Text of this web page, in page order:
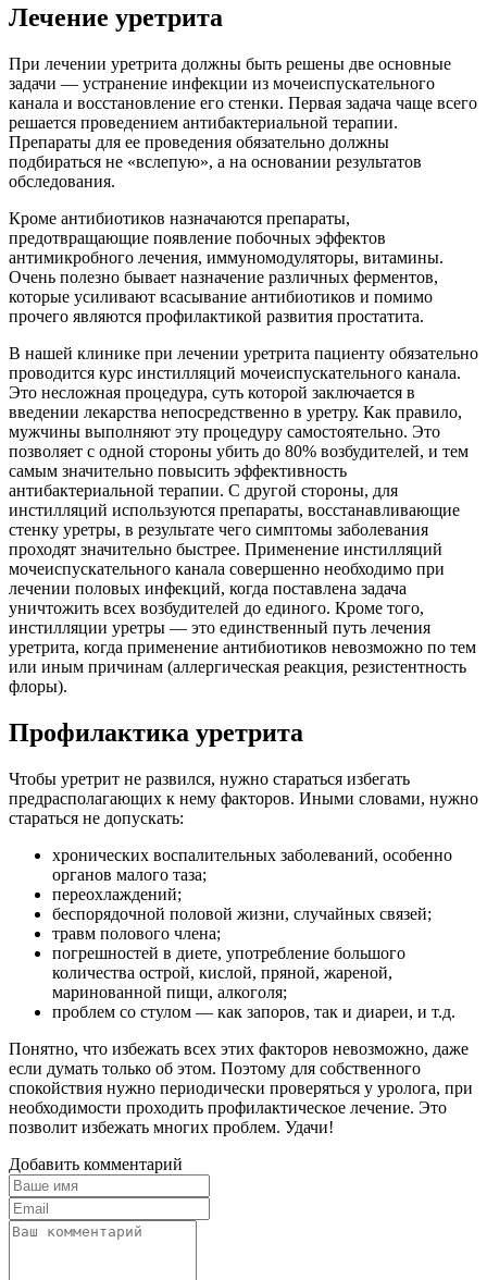
Лечение уретрита
При лечении уретрита должны быть решены две основные
задачи — устранение инфекции из мочеиспускательного
канала и восстановление его стенки. Первая задача чаще всего
решается проведением антибактериальной терапии.
Препараты для ее проведения обязательно должны
подбираться не «вслепую», а на основании результатов
обследования.
Кроме антибиотиков назначаются препараты,
предотвращающие появление побочных эффектов
антимикробного лечения, иммуномодуляторы, витамины.
Очень полезно бывает назначение различных ферментов,
которые усиливают всасывание антибиотиков и помимо
прочего являются профилактикой развития простатита.
В нашей клинике при лечении уретрита пациенту обязательно
проводится курс инстилляций мочеиспускательного канала.
Это несложная процедура, суть которой заключается в
введении лекарства непосредственно в уретру. Как правило,
мужчины выполняют эту процедуру самостоятельно. Это
позволяет с одной стороны убить до 80% возбудителей, и тем
самым значительно повысить эффективность
антибактериальной терапии. С другой стороны, для
инстилляций используются препараты, восстанавливающие
стенку уретры, в результате чего симптомы заболевания
проходят значительно быстрее. Применение инстилляций
мочеиспускательного канала совершенно необходимо при
лечении половых инфекций, когда поставлена задача
уничтожить всех возбудителей до единого. Кроме того,
инстилляции уретры — это единственный путь лечения
уретрита, когда применение антибиотиков невозможно по тем
или иным причинам (аллергическая реакция, резистентность
флоры).
Профилактика уретрита
Чтобы уретрит не развился, нужно стараться избегать
предрасполагающих к нему факторов. Иными словами, нужно
стараться не допускать:
хронических воспалительных заболеваний, особенно
органов малого таза;
переохлаждений;
беспорядочной половой жизни, случайных связей;
травм полового члена;
погрешностей в диете, употребление большого
количества острой, кислой, пряной, жареной,
маринованной пищи, алкоголя;
проблем со стулом — как запоров, так и диареи, и т.д.
Понятно, что избежать всех этих факторов невозможно, даже
если думать только об этом. Поэтому для собственного
спокойствия нужно периодически проверяться у уролога, при
необходимости проходить профилактическое лечение. Это
позволит избежать многих проблем. Удачи!
Добавить комментарий